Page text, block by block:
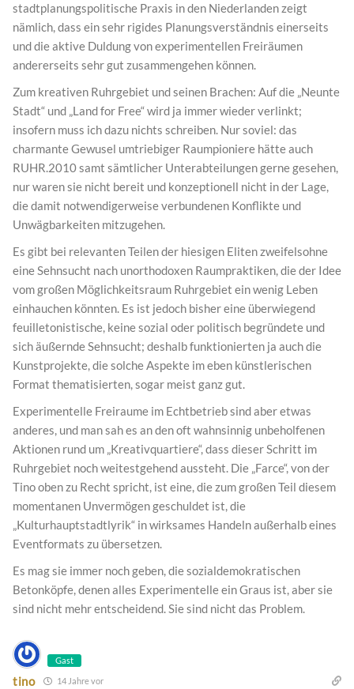
stadtplanungspolitische Praxis in den Niederlanden zeigt
nämlich, dass ein sehr rigides Planungsverständnis einerseits
und die aktive Duldung von experimentellen Freiräumen
andererseits sehr gut zusammengehen können.
Zum kreativen Ruhrgebiet und seinen Brachen: Auf die „Neunte
Stadt“ und „Land for Free“ wird ja immer wieder verlinkt;
insofern muss ich dazu nichts schreiben. Nur soviel: das
charmante Gewusel umtriebiger Raumpioniere hätte auch
RUHR.2010 samt sämtlicher Unterabteilungen gerne gesehen,
nur waren sie nicht bereit und konzeptionell nicht in der Lage,
die damit notwendigerweise verbundenen Konflikte und
Unwägbarkeiten mitzugehen.
Es gibt bei relevanten Teilen der hiesigen Eliten zweifelsohne
eine Sehnsucht nach unorthodoxen Raumpraktiken, die der Idee
vom großen Möglichkeitsraum Ruhrgebiet ein wenig Leben
einhauchen könnten. Es ist jedoch bisher eine überwiegend
feuilletonistische, keine sozial oder politisch begründete und
sich äußernde Sehnsucht; deshalb funktionierten ja auch die
Kunstprojekte, die solche Aspekte im eben künstlerischen
Format thematisierten, sogar meist ganz gut.
Experimentelle Freiraume im Echtbetrieb sind aber etwas
anderes, und man sah es an den oft wahnsinnig unbeholfenen
Aktionen rund um „Kreativquartiere“, dass dieser Schritt im
Ruhrgebiet noch weitestgehend aussteht. Die „Farce“, von der
Tino oben zu Recht spricht, ist eine, die zum großen Teil diesem
momentanen Unvermögen geschuldet ist, die
„Kulturhauptstadtlyrik“ in wirksames Handeln außerhalb eines
Eventformats zu übersetzen.
Es mag sie immer noch geben, die sozialdemokratischen
Betonköpfe, denen alles Experimentelle ein Graus ist, aber sie
sind nicht mehr entscheidend. Sie sind nicht das Problem.
Gast
tino 14 Jahre vor